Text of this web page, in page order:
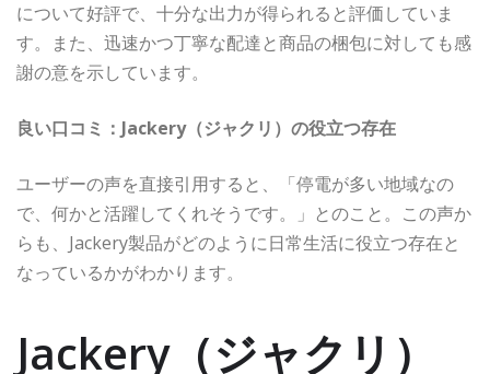
について好評で、十分な出力が得られると評価していま
す。また、迅速かつ丁寧な配達と商品の梱包に対しても感
謝の意を示しています。
良い口コミ：Jackery（ジャクリ）の役立つ存在
ユーザーの声を直接引用すると、「停電が多い地域なの
で、何かと活躍してくれそうです。」とのこと。この声か
らも、Jackery製品がどのように日常生活に役立つ存在と
なっているかがわかります。
Jackery（ジャクリ）